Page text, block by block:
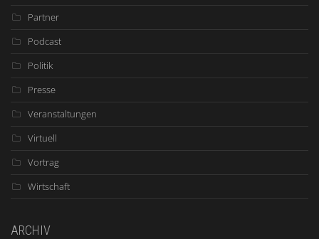
Partner
Podcast
Politik
Presse
Veranstaltungen
Virtuell
Vortrag
Wirtschaft
ARCHIV